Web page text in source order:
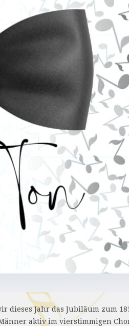
dieses Jahr das Jubiläum zum
aktiv im vierstimmigen